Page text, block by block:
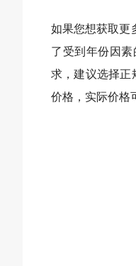
如果您想获取更
了受到年份因
求，建议选择
价格，实际价格